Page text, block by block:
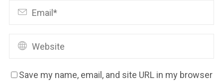
Save my name, email, and site URL in my browser